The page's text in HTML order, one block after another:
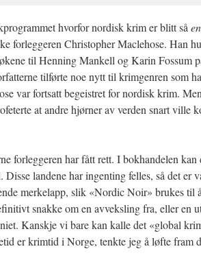
hvorfor nordisk krim er blitt så
forleggeren Christopher Maclehose. Han
til Henning Mankell og Karin Fossum
tilførte noe nytt til krimgenren som
var fortsatt begeistret for nordisk krim.
at andre hjørner av verden snart ville
forleggeren har fått rett. I bokhandelen
landene har ingenting felles, så det er
merkelapp, slik «Nordic Noir» brukes til
snakke om en avveksling fra, eller en
Kanskje vi bare kan kalle det «global
er krimtid i Norge, tenkte jeg å løfte fram